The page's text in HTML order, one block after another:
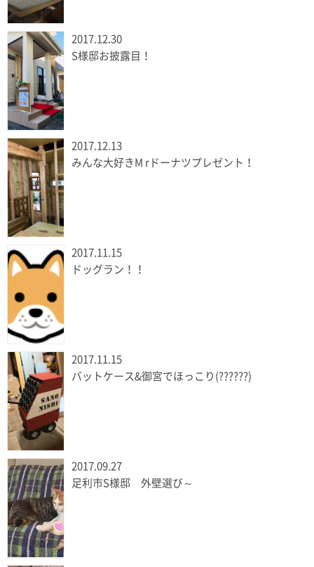
2017.12.30
S様邸お披露目！
2017.12.13
みんな大好きM rドーナツプレゼント！
2017.11.15
ドッグラン！！
2017.11.15
バットケース&御宮でほっこり(??????)
2017.09.27
足利市S様邸 外壁選び～